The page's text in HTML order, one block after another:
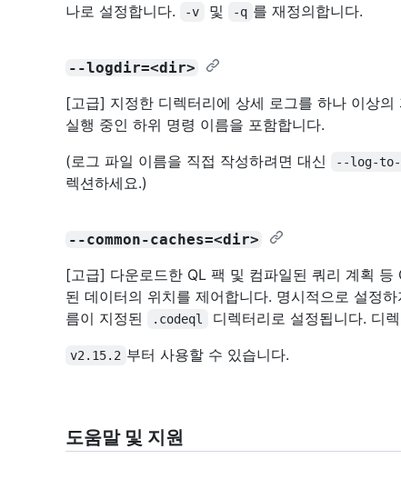
나로 설정합니다.
-v 및 -q 를 재정의합니다.
--logdir=<dir>
[고급] 지정한 디렉터리에 상세 로그를 하나 이상
실행 중인 하위 명령 이름을 포함합니다.
(로그 파일 이름을 직접 작성하려면 대신
--log-
렉션하세요.)
--common-caches=<dir>
[고급] 다운로드한 QL 팩 및 컴파일된 쿼리 계획
된 데이터의 위치를 제어합니다. 명시적으로 설정
름이 지정된
.codeql 디렉터리로 설정됩니다. 디
v2.15.2 부터 사용할 수 있습니다.
도움말 및 지원